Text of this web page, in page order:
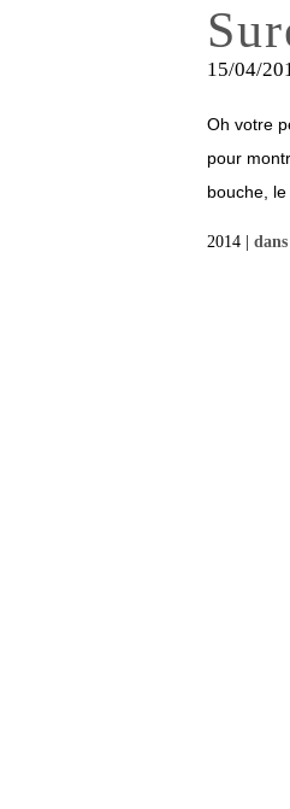
15/04/
Oh votre
pour
bouche, le
2014 |